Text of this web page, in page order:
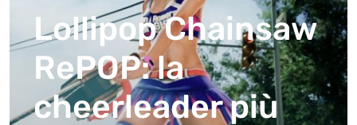
Lollipop Chainsaw
RePOP: la
cheerleader più